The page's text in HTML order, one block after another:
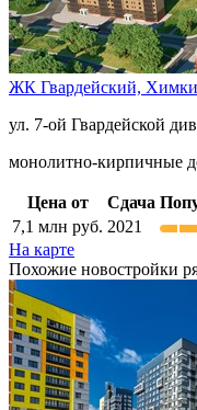
ЖК Гвардейский, Химки
ул. 7-ой Гвардейской
монолитно-кирпичные
Цена от Сдача
7,1 млн руб. 2021
На карте
Похожие новостройки